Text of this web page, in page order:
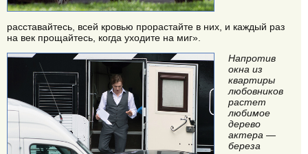
расставайтесь, всей кровью прорастайте в них, и каждый раз
на век прощайтесь, когда уходите на миг».
Напротив
окна из
квартиры
любовников
растет
любимое
дерево
актера —
береза